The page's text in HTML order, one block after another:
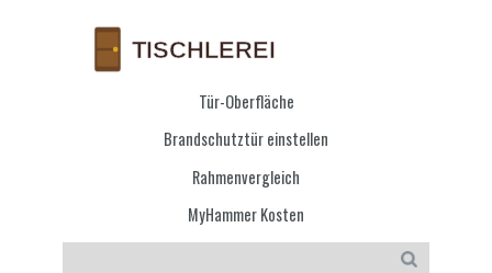
Tür-Oberfläche
Brandschutztür einstellen
Rahmenvergleich
MyHammer Kosten